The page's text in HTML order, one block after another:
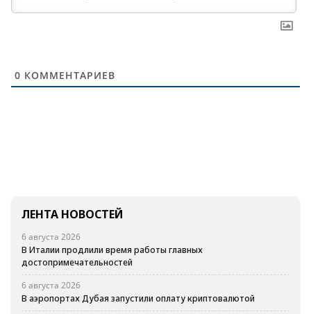
0 КОММЕНТАРИЕВ
ЛЕНТА НОВОСТЕЙ
6 августа 2026
В Италии продлили время работы главных
достопримечательностей
6 августа 2026
В аэропортах Дубая запустили оплату криптовалютой